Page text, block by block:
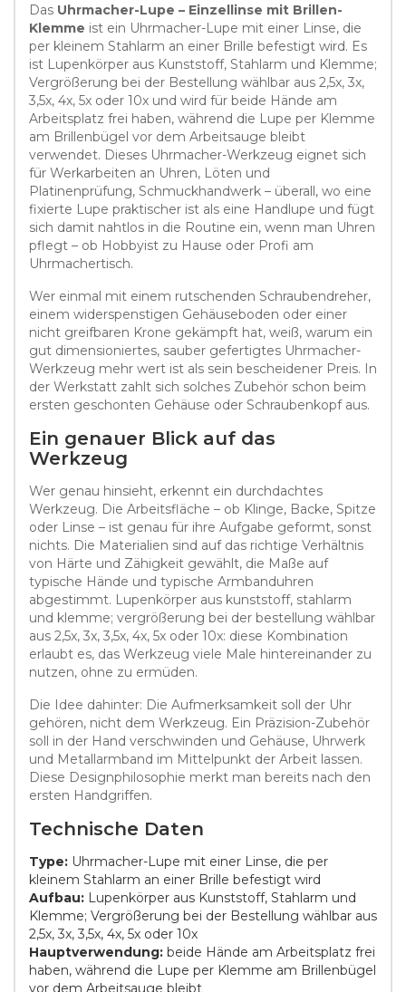
Das Uhrmacher-Lupe – Einzellinse mit Brillen-
Klemme ist ein Uhrmacher-Lupe mit einer Linse, die
per kleinem Stahlarm an einer Brille befestigt wird. Es
ist Lupenkörper aus Kunststoff, Stahlarm und Klemme;
Vergrößerung bei der Bestellung wählbar aus 2,5x, 3x,
3,5x, 4x, 5x oder 10x und wird für beide Hände am
Arbeitsplatz frei haben, während die Lupe per Klemme
am Brillenbügel vor dem Arbeitsauge bleibt
verwendet. Dieses Uhrmacher-Werkzeug eignet sich
für Werkarbeiten an Uhren, Löten und
Platinenprüfung, Schmuckhandwerk – überall, wo eine
fixierte Lupe praktischer ist als eine Handlupe und fügt
sich damit nahtlos in die Routine ein, wenn man Uhren
pflegt – ob Hobbyist zu Hause oder Profi am
Uhrmachertisch.
Wer einmal mit einem rutschenden Schraubendreher,
einem widerspenstigen Gehäuseboden oder einer
nicht greifbaren Krone gekämpft hat, weiß, warum ein
gut dimensioniertes, sauber gefertigtes Uhrmacher-
Werkzeug mehr wert ist als sein bescheidener Preis. In
der Werkstatt zahlt sich solches Zubehör schon beim
ersten geschonten Gehäuse oder Schraubenkopf aus.
Ein genauer Blick auf das
Werkzeug
Wer genau hinsieht, erkennt ein durchdachtes
Werkzeug. Die Arbeitsfläche – ob Klinge, Backe, Spitze
oder Linse – ist genau für ihre Aufgabe geformt, sonst
nichts. Die Materialien sind auf das richtige Verhältnis
von Härte und Zähigkeit gewählt, die Maße auf
typische Hände und typische Armbanduhren
abgestimmt. Lupenkörper aus kunststoff, stahlarm
und klemme; vergrößerung bei der bestellung wählbar
aus 2,5x, 3x, 3,5x, 4x, 5x oder 10x: diese Kombination
erlaubt es, das Werkzeug viele Male hintereinander zu
nutzen, ohne zu ermüden.
Die Idee dahinter: Die Aufmerksamkeit soll der Uhr
gehören, nicht dem Werkzeug. Ein Präzision-Zubehör
soll in der Hand verschwinden und Gehäuse, Uhrwerk
und Metallarmband im Mittelpunkt der Arbeit lassen.
Diese Designphilosophie merkt man bereits nach den
ersten Handgriffen.
Technische Daten
Type: Uhrmacher-Lupe mit einer Linse, die per
kleinem Stahlarm an einer Brille befestigt wird
Aufbau: Lupenkörper aus Kunststoff, Stahlarm und
Klemme; Vergrößerung bei der Bestellung wählbar aus
2,5x, 3x, 3,5x, 4x, 5x oder 10x
Hauptverwendung: beide Hände am Arbeitsplatz frei
haben, während die Lupe per Klemme am Brillenbügel
vor dem Arbeitsauge bleibt